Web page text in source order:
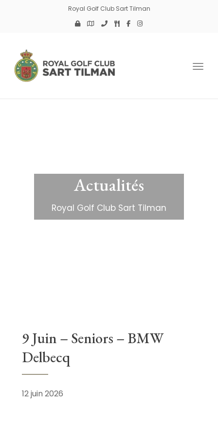
Royal Golf Club Sart Tilman
Actualités
Royal Golf Club Sart Tilman
9 Juin – Seniors – BMW
Delbecq
12 juin 2026